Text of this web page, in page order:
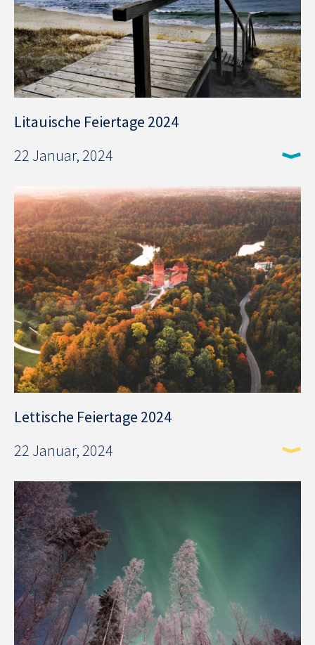
Litauische Feiertage 2024
22 Januar, 2024
Lettische Feiertage 2024
22 Januar, 2024